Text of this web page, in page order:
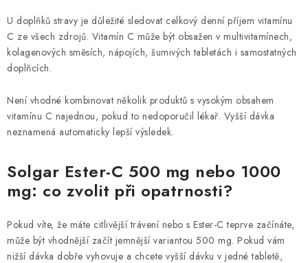
U doplňků stravy je důležité sledovat celkový denní příjem vitamínu
C ze všech zdrojů. Vitamín C může být obsažen v multivitamínech,
kolagenových směsích, nápojích, šumivých tabletách i samostatných
doplňcích.
Není vhodné kombinovat několik produktů s vysokým obsahem
vitamínu C najednou, pokud to nedoporučil lékař. Vyšší dávka
neznamená automaticky lepší výsledek.
Solgar Ester-C 500 mg nebo 1000
mg: co zvolit při opatrnosti?
Pokud víte, že máte citlivější trávení nebo s Ester-C teprve začínáte,
může být vhodnější začít jemnější variantou 500 mg. Pokud vám
nižší dávka dobře vyhovuje a chcete vyšší dávku v jedné tabletě,